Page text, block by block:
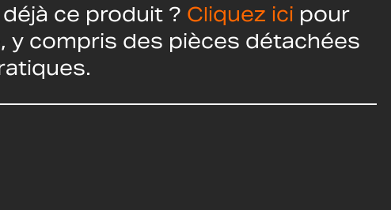
ce produit ? Cliquez ici pour
y compris des pièces détachées